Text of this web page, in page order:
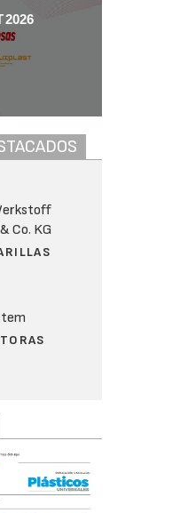
2026
Co. KG